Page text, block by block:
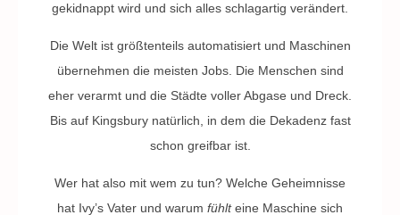
gekidnappt wird und sich alles schlagartig verändert.
Die Welt ist größtenteils automatisiert und Maschinen
übernehmen die meisten Jobs. Die Menschen sind
eher verarmt und die Städte voller Abgase und Dreck.
Bis auf Kingsbury natürlich, in dem die Dekadenz fast
schon greifbar ist.
Wer hat also mit wem zu tun? Welche Geheimnisse
hat Ivy’s Vater und warum fühlteine Maschine sich